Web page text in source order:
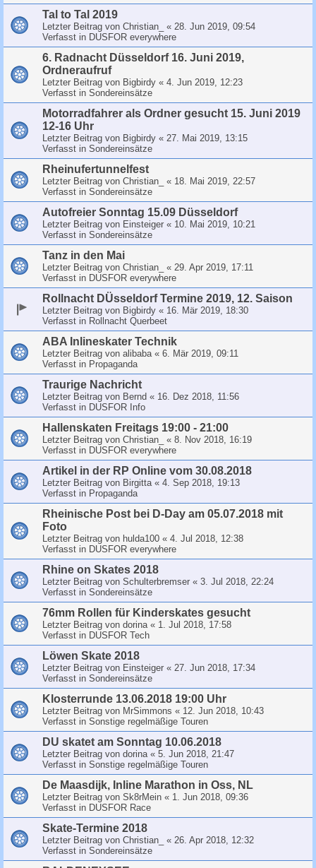
Tal to Tal 2019
Letzter Beitrag von Christian_ « 28. Jun 2019, 09:54
Verfasst in DUSFOR everywhere
6. Radnacht Düsseldorf 16. Juni 2019,
Ordneraufruf
Letzter Beitrag von Bigbirdy « 4. Jun 2019, 12:23
Verfasst in Sondereinsätze
Motorradfahrer als Ordner gesucht 15. Juni 2019
12-16 Uhr
Letzter Beitrag von Bigbirdy « 27. Mai 2019, 13:15
Verfasst in Sondereinsätze
Rheinufertunnelfest
Letzter Beitrag von Christian_ « 18. Mai 2019, 22:57
Verfasst in Sondereinsätze
Autofreier Sonntag 15.09 Düsseldorf
Letzter Beitrag von Einsteiger « 10. Mai 2019, 10:21
Verfasst in Sondereinsätze
Tanz in den Mai
Letzter Beitrag von Christian_ « 29. Apr 2019, 17:11
Verfasst in DUSFOR everywhere
Rollnacht DÜsseldorf Termine 2019, 12. Saison
Letzter Beitrag von Bigbirdy « 16. Mär 2019, 18:30
Verfasst in Rollnacht Querbeet
ABA Inlineskater Technik
Letzter Beitrag von alibaba« 6. Mär 2019, 09:11
Verfasst in Propaganda
Traurige Nachricht
Letzter Beitrag von Bernd « 16. Dez 2018, 11:56
Verfasst in DUSFOR Info
Hallenskaten Freitags 19:00 - 21:00
Letzter Beitrag von Christian_ « 8. Nov 2018, 16:19
Verfasst in DUSFOR everywhere
Artikel in der RP Online vom 30.08.2018
Letzter Beitrag von Birgitta« 4. Sep 2018, 19:13
Verfasst in Propaganda
Rheinische Post bei D-Day am 05.07.2018 mit
Foto
Letzter Beitrag von hulda100 « 4. Jul 2018, 12:38
Verfasst in DUSFOR everywhere
Rhine on Skates 2018
Letzter Beitrag von Schulterbremser « 3. Jul 2018, 22:24
Verfasst in Sondereinsätze
76mm Rollen für Kinderskates gesucht
Letzter Beitrag von dorina« 1. Jul 2018, 17:58
Verfasst in DUSFOR Tech
Löwen Skate 2018
Letzter Beitrag von Einsteiger « 27. Jun 2018, 17:34
Verfasst in Sondereinsätze
Klosterrunde 13.06.2018 19:00 Uhr
Letzter Beitrag von MrSimmons « 12. Jun 2018, 10:43
Verfasst in Sonstige regelmäßige Touren
DU skatet am Sonntag 10.06.2018
Letzter Beitrag von dorina« 5. Jun 2018, 21:47
Verfasst in Sonstige regelmäßige Touren
De Maasdijk, Inline Marathon in Oss, NL
Letzter Beitrag von Sk8rMein « 1. Jun 2018, 09:36
Verfasst in DUSFOR Race
Skate-Termine 2018
Letzter Beitrag von Christian_ « 26. Apr 2018, 12:32
Verfasst in Sondereinsätze